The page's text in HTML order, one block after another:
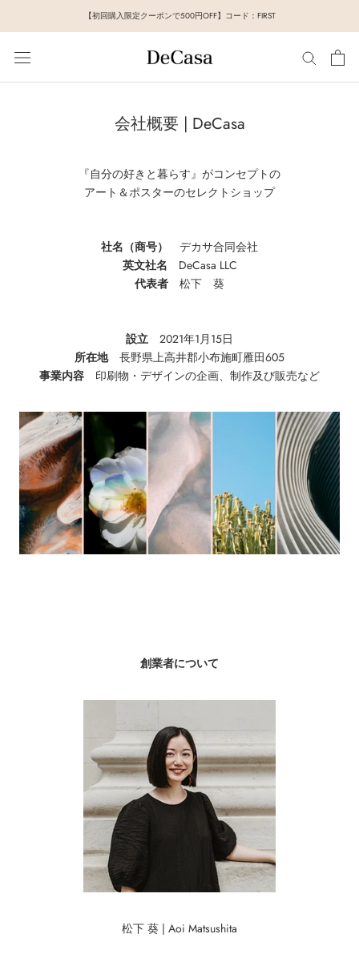
し
【初回購入限定クーポンで500円OFF】コード：FIRST
会社概要 | DeCasa
『自分の好きと暮らす』がコンセプトの
アート＆ポスターのセレクトショップ
社名（商号）
デカサ合同会社
英文社名 DeCasa LLC
代表者 松下 葵
設立 2021年1月15日
所在地長野県上高井郡小布施町雁田605
事業内容 印刷物・デザインの企画、制作及び販売など
創業者について
松下 葵 | Aoi Matsushita